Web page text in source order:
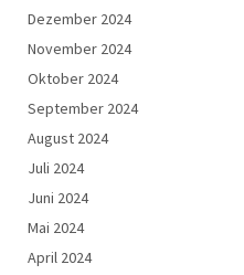
Dezember 2024
November 2024
Oktober 2024
September 2024
August 2024
Juli 2024
Juni 2024
Mai 2024
April 2024